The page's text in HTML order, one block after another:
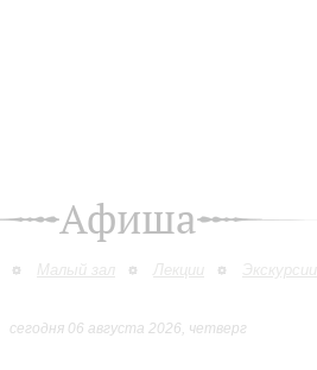
Афиша
Малый зал Лекции Экскурсии
сегодня 06 августа 2026, четверг